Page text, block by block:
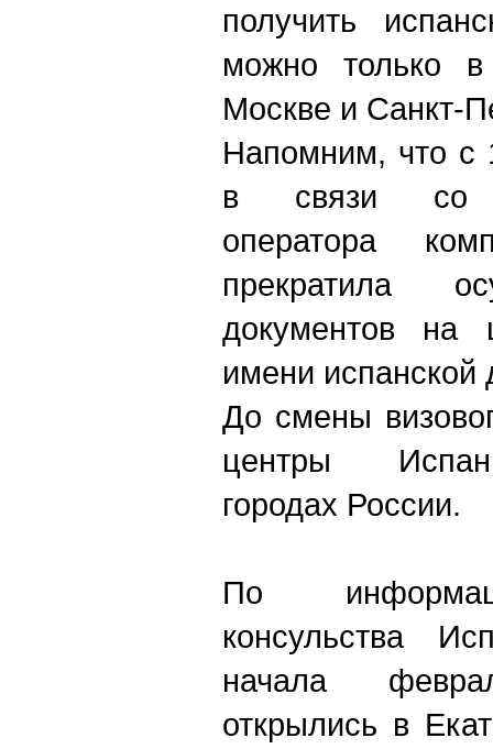
получить
можно только
Москве и Санкт-
Напомним, что с
в связи со
оператора
прекратила
документов на
имени испанской
До смены
центры
городах России.
По
консульства
начала
открылись в